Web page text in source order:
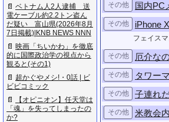
その他 国内PC
その他 iPhone
フェイス
その他 厄介な
その他 タワー
その他 子連れ
その他 米教会
📄 ベ​ト​ナ​ム​人​2​人​逮​捕​ ​送​
電​ケ​ー​ブ​ル​約​2​.​2​ト​ン​盗​ん​
だ​疑​い​ ​富​山​県​(​2​0​2​6​年​8​月​
7​日​掲​載​)​|​K​N​B​ ​N​E​W​S​ ​N​N​N
📄 映​画​「​ち​い​か​わ​」​を​徹​底​
的​に​国​際​政​治​学​の​視​点​か​ら​
観​る​と​(​そ​の​1​)
📄 超​か​ぐ​や​メ​シ​!​・​0​話​ ​|​ ​ビ​
ビ​ビ​コ​ミ​ッ​ク
📄
【​オ​ピ​ニ​オ​ン​】​任​天​堂​は​
「​魂​」​を​失​っ​て​し​ま​っ​た​の​
か​?